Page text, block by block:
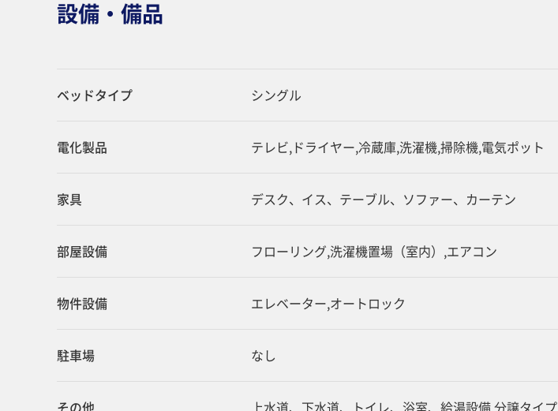
設備・備品
ベッドタイプ シングル
電化製品 テレビ,ドライヤー,冷蔵庫,洗濯機,掃除機,電気ポット
家具 デスク、イス、テーブル、ソファー、カーテン
部屋設備 フローリング,洗濯機置場（室内）,エアコン
物件設備 エレベーター,オートロック
駐車場 なし
その他 上水道、下水道、トイレ、浴室、給湯設備,分譲タイプ,